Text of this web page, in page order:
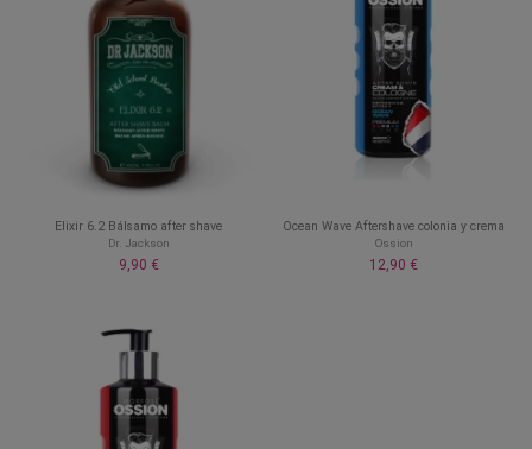
Elixir 6.2 Bálsamo after shave
Dr. Jackson
9,90 €
Ocean Wave Aftershave colonia y crema
Ossion
12,90 €